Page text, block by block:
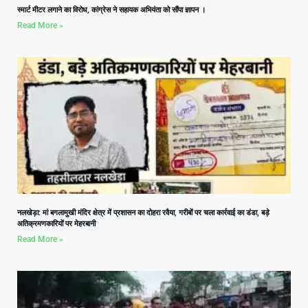
स्मार्ट मीटर लगाने का विरोध, कांग्रेस ने सहायक अभियंता को सौंपा ज्ञापन ।
Read More »
नलखेड़ा: मां बगलामुखी मंदिर क्षेत्र में प्रशासन का दोहरा रवैया, गरीबों पर चला कार्रवाई का डंडा, बड़े
अतिक्रमणकारियों पर मेहरबानी
Read More »